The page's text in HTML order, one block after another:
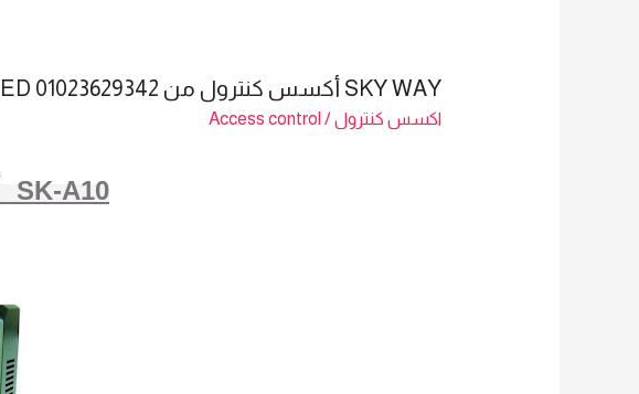
SKY WAY أكسس كنترول من SK-A10 – SALES: MAI SAYED 01023629342
اكسس كنترول/
Access control
Sky Way أكسس كنترول من SK-A10